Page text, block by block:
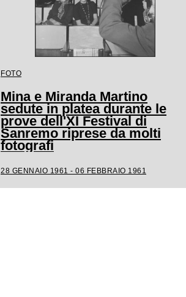
FOTO
Mina e Miranda Martino
sedute in platea durante le
prove dell'XI Festival di
Sanremo riprese da molti
fotografi
28 GENNAIO 1961 - 06 FEBBRAIO 1961